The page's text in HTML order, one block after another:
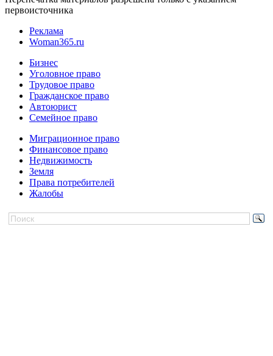
первоисточника
Реклама
Woman365.ru
Бизнес
Уголовное право
Трудовое право
Гражданское право
Автоюрист
Семейное право
Миграционное право
Финансовое право
Недвижимость
Земля
Права потребителей
Жалобы